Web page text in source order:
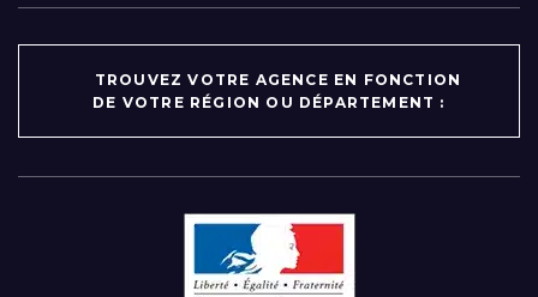
TROUVEZ VOTRE AGENCE EN FONCTION
DE VOTRE RÉGION OU DÉPARTEMENT :
Auvergne-Rhône-Alpes